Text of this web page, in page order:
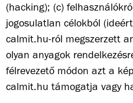
(hacking); (c)
jogosulatlan célokból
calmit.hu-ról megszerzett
olyan anyagok
félrevezető módon azt a
calmit.hu támogatja vagy